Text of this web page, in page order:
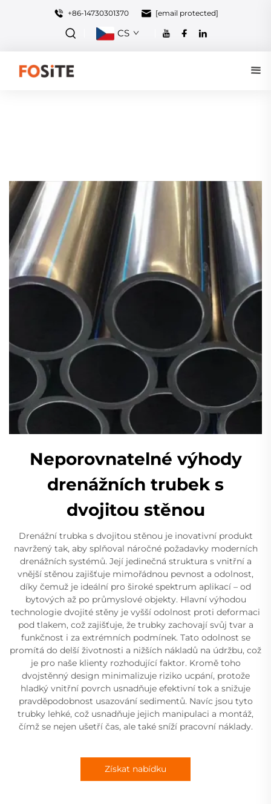
+86-14730301370 [email protected]
CS
Neporovnatelné výhody
drenážních trubek s
dvojitou stěnou
Drenážní trubka s dvojitou stěnou je inovativní produkt
navržený tak, aby splňoval náročné požadavky moderních
drenážních systémů. Její jedinečná struktura s vnitřní a
vnější stěnou zajišťuje mimořádnou pevnost a odolnost,
díky čemuž je ideální pro široké spektrum aplikací – od
bytových až po průmyslové objekty. Hlavní výhodou
technologie dvojité stěny je vyšší odolnost proti deformaci
pod tlakem, což zajišťuje, že trubky zachovají svůj tvar a
funkčnost i za extrémních podmínek. Tato odolnost se
promítá do delší životnosti a nižších nákladů na údržbu, což
je pro naše klienty rozhodující faktor. Kromě toho
dvojstěnný design minimalizuje riziko ucpání, protože
hladký vnitřní povrch usnadňuje efektivní tok a snižuje
pravděpodobnost usazování sedimentů. Navíc jsou tyto
trubky lehké, což usnadňuje jejich manipulaci a montáž,
čímž se nejen ušetří čas, ale také sníží pracovní náklady.
Získat nabídku